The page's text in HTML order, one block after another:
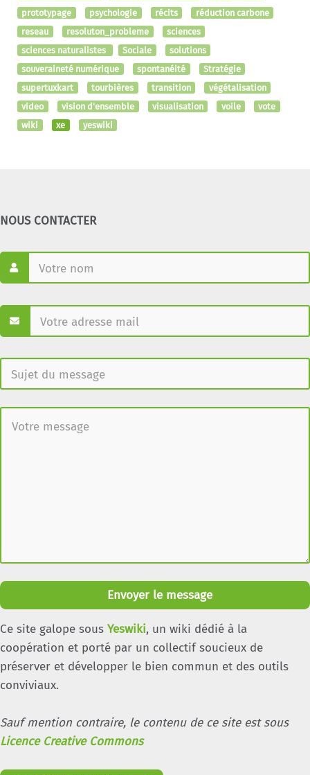
prototypage
psychologie récits
réduction carbone
reseau
resoluton_probleme
sciences
sciences naturalistes
Sociale
solutions
souveraineté numérique
spontanéité
Stratégie
supertuxkart
tourbières transition
végétalisation
video
vision d'ensemble visualisation voile
vote
wiki
xe yeswiki
NOUS CONTACTER
Envoyer le message
Ce site galope sous Yeswiki, un wiki dédié à la
coopération et porté par un collectif soucieux de
préserver et développer le bien commun et des outils
conviviaux.
Sauf mention contraire, le contenu de ce site est sous
Licence Creative Commons